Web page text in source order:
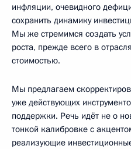
инфляции, очевидного
сохранить динамику
Мы же стремимся создать
роста, прежде всего в
стоимостью.
Мы предлагаем
уже действующих
поддержки. Речь идёт не о
тонкой калибровке с
реализующие